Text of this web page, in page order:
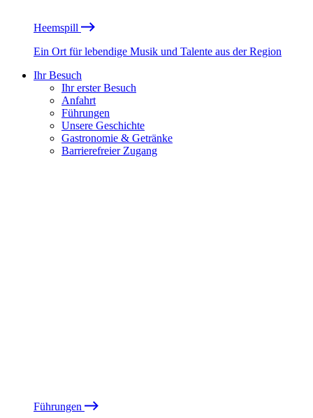
Heemspill
Ein Ort für lebendige Musik und Talente aus der Region
Ihr Besuch
Ihr erster Besuch
Anfahrt
Führungen
Unsere Geschichte
Gastronomie & Getränke
Barrierefreier Zugang
Führungen